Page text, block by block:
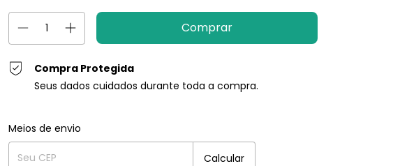
Compra Protegida
Seus dados cuidados durante toda a compra.
Entregas para o CEP:
Meios de envio
Calcular